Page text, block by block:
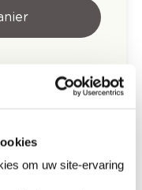
om uw site-ervaring
dans les 2 à 3